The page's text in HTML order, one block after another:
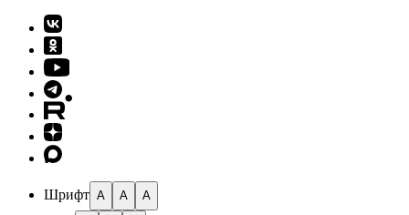
Шрифт A A A